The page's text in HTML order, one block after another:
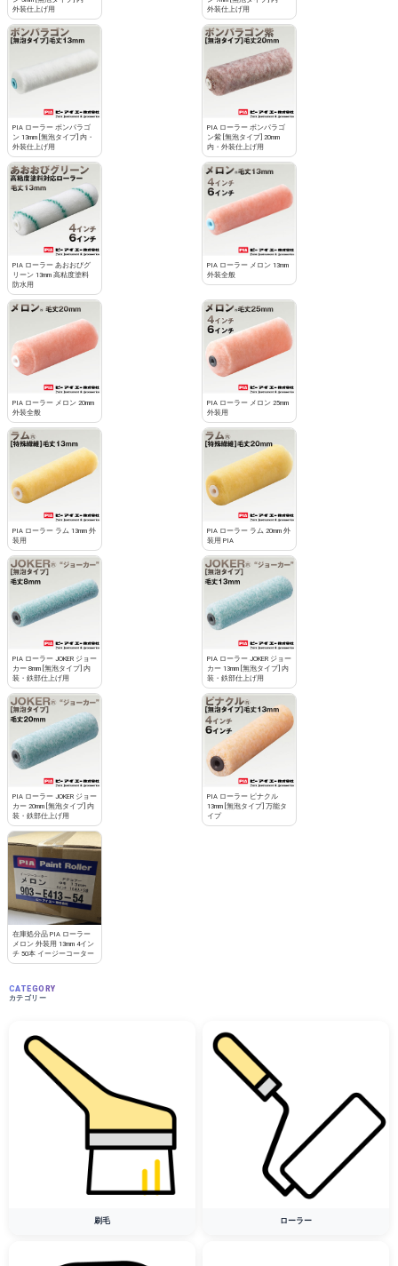
外装仕上げ用
外装仕上げ用
PIA ローラー ボンパラゴ
ン 13mm [無泡タイプ] 内・
外装仕上げ用
PIA ローラー ボンパラゴ
ン紫 [無泡タイプ] 20mm
内・外装仕上げ用
PIA ローラー あおおびグ
リーン 13mm 高粘度塗料
防水用
PIA ローラー メロン 13mm
外装全般
PIA ローラー メロン 20mm
外装全般
PIA ローラー メロン 25mm
外装用
PIA ローラー ラム 13mm 外
装用
PIA ローラー ラム 20mm 外
装用 PIA
PIA ローラー JOKER ジョー
カー 8mm [無泡タイプ] 内
装・鉄部仕上げ用
PIA ローラー JOKER ジョー
カー 13mm [無泡タイプ] 内
装・鉄部仕上げ用
PIA ローラー JOKER ジョー
カー 20mm [無泡タイプ] 内
装・鉄部仕上げ用
PIA ローラー ピナクル
13mm [無泡タイプ] 万能タ
イプ
在庫処分品 PIA ローラー
メロン 外装用 13mm 4イン
チ 50本 イージーコーター
CATEGORY
カテゴリー
刷毛 ローラー